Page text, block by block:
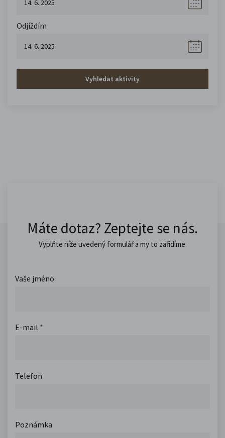
Odjíždím
Vyhledat aktivity
Máte dotaz? Zeptejte se nás.
Vyplňte níže uvedený formulář a my to zařídíme.
Vaše jméno
E-mail *
Telefon
Poznámka